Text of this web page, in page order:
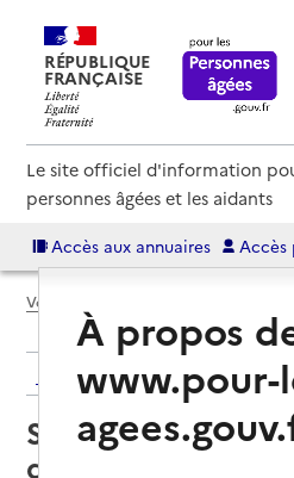
RÉPUBLIQUE
FRANÇAISE
Le site officiel d'information
personnes âgées et les aidants
Accès aux annuaires Accès
Voir le fil d’Ariane
Retour aux résultats de
Service de soins
domicile – SSIAD
À propos
www.pour-